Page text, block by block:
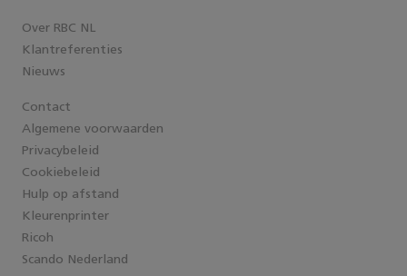
Over RBC NL
Klantreferenties
Nieuws
Contact
Algemene voorwaarden
Privacybeleid
Cookiebeleid
Hulp op afstand
Kleurenprinter
Ricoh
Scando Nederland